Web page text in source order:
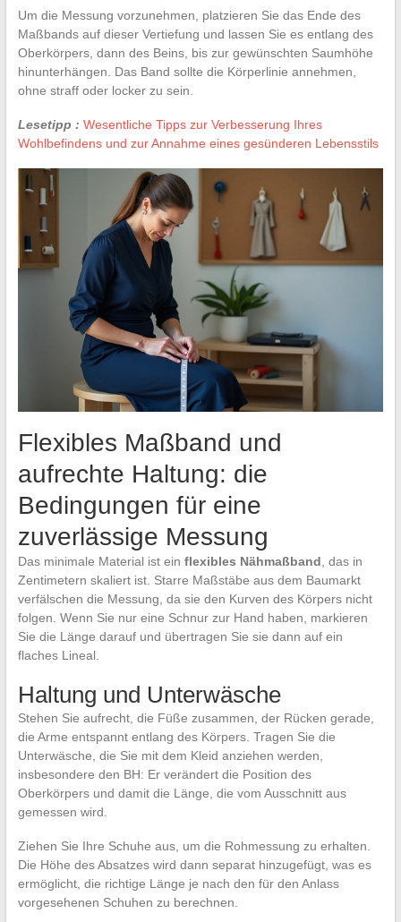
Um die Messung vorzunehmen, platzieren Sie das Ende des
Maßbands auf dieser Vertiefung und lassen Sie es entlang des
Oberkörpers, dann des Beins, bis zur gewünschten Saumhöhe
hinunterhängen. Das Band sollte die Körperlinie annehmen,
ohne straff oder locker zu sein.
Lesetipp : Wesentliche Tipps zur Verbesserung Ihres
Wohlbefindens und zur Annahme eines gesünderen Lebensstils
Flexibles Maßband und
aufrechte Haltung: die
Bedingungen für eine
zuverlässige Messung
Das minimale Material ist ein flexibles Nähmaßband , das in
Zentimetern skaliert ist. Starre Maßstäbe aus dem Baumarkt
verfälschen die Messung, da sie den Kurven des Körpers nicht
folgen. Wenn Sie nur eine Schnur zur Hand haben, markieren
Sie die Länge darauf und übertragen Sie sie dann auf ein
flaches Lineal.
Haltung und Unterwäsche
Stehen Sie aufrecht, die Füße zusammen, der Rücken gerade,
die Arme entspannt entlang des Körpers. Tragen Sie die
Unterwäsche, die Sie mit dem Kleid anziehen werden,
insbesondere den BH: Er verändert die Position des
Oberkörpers und damit die Länge, die vom Ausschnitt aus
gemessen wird.
Ziehen Sie Ihre Schuhe aus, um die Rohmessung zu erhalten.
Die Höhe des Absatzes wird dann separat hinzugefügt, was es
ermöglicht, die richtige Länge je nach den für den Anlass
vorgesehenen Schuhen zu berechnen.